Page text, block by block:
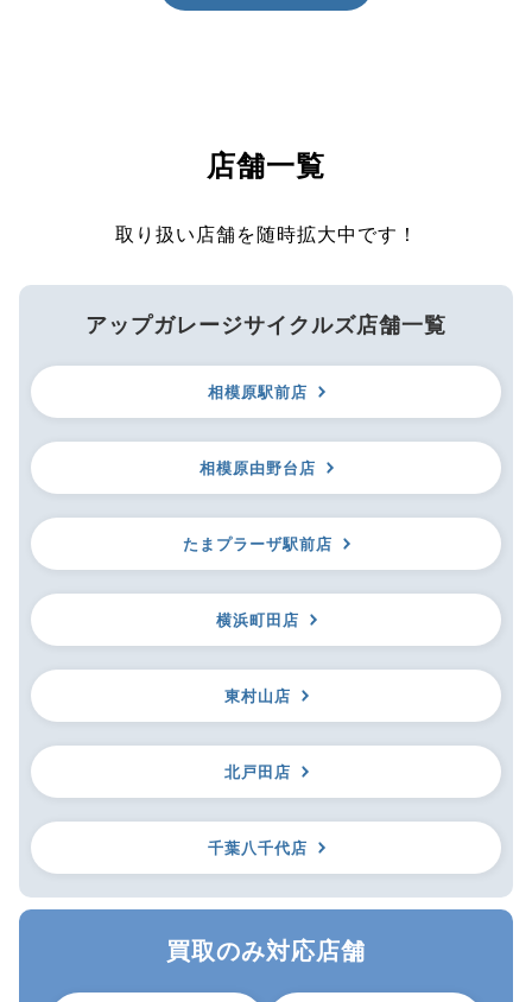
店舗一覧
取り扱い店舗を随時拡大中です！
アップガレージサイクルズ店舗一覧
相模原駅前店
相模原由野台店
たまプラーザ駅前店
横浜町田店
東村山店
北戸田店
千葉八千代店
買取のみ対応店舗